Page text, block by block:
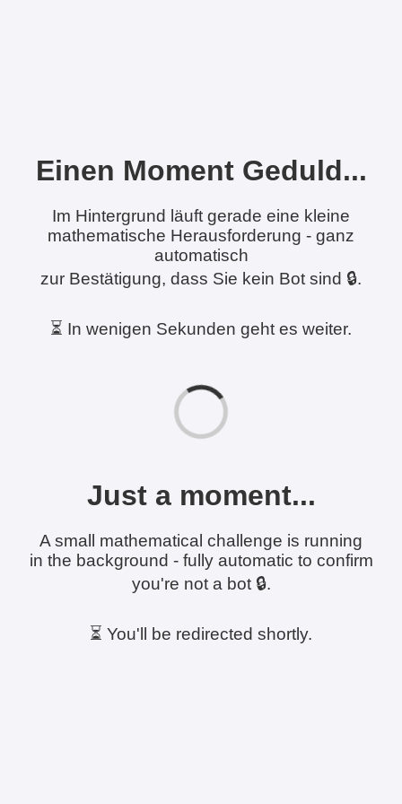
Einen Moment Geduld...
Im Hintergrund läuft gerade eine kleine
mathematische Herausforderung - ganz
automatisch
zur Bestätigung, dass Sie kein Bot sind 🔒.
⏳ In wenigen Sekunden geht es weiter.
Just a moment...
A small mathematical challenge is running
in the background - fully automatic to confirm
you're not a bot 🔒.
⏳ You'll be redirected shortly.